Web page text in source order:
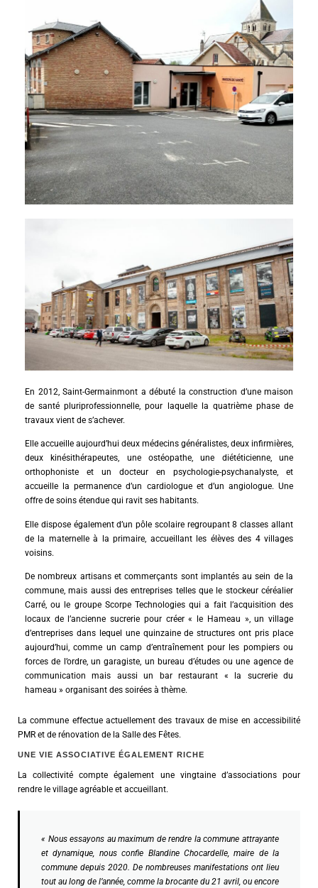
En 2012, Saint-Germainmont a débuté la construction d’une maison
de santé pluriprofessionnelle, pour laquelle la quatrième phase de
travaux vient de s’achever.
Elle accueille aujourd’hui deux médecins généralistes, deux infirmières,
deux kinésithérapeutes, une ostéopathe, une diététicienne, une
orthophoniste et un docteur en psychologie-psychanalyste, et
accueille la permanence d’un cardiologue et d’un angiologue. Une
offre de soins étendue qui ravit ses habitants.
Elle dispose également d’un pôle scolaire regroupant 8 classes allant
de la maternelle à la primaire, accueillant les élèves des 4 villages
voisins.
De nombreux artisans et commerçants sont implantés au sein de la
commune, mais aussi des entreprises telles que le stockeur céréalier
Carré, ou le groupe Scorpe Technologies qui a fait l’acquisition des
locaux de l’ancienne sucrerie pour créer « le Hameau », un village
d’entreprises dans lequel une quinzaine de structures ont pris place
aujourd’hui, comme un camp d’entraînement pour les pompiers ou
forces de l’ordre, un garagiste, un bureau d’études ou une agence de
communication mais aussi un bar restaurant « la sucrerie du
hameau » organisant des soirées à thème.
La commune effectue actuellement des travaux de mise en accessibilité
PMR et de rénovation de la Salle des Fêtes.
UNE VIE ASSOCIATIVE ÉGALEMENT RICHE
La collectivité compte également une vingtaine d’associations pour
rendre le village agréable et accueillant.
« Nous essayons au maximum de rendre la commune attrayante
et dynamique, nous confie Blandine Chocardelle, maire de la
commune depuis 2020. De nombreuses manifestations ont lieu
tout au long de l’année, comme la brocante du 21 avril, ou encore